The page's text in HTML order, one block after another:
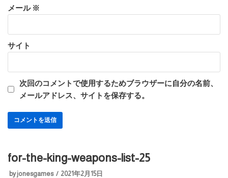
メール ※
サイト
次回のコメントで使用するためブラウザーに自分の名前、
メールアドレス、サイトを保存する。
for-the-king-weapons-list-25
byjonesgames 2021年2月15日